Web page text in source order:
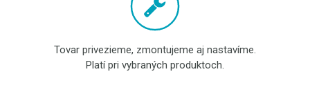
Tovar privezieme, zmontujeme aj nastavíme.
Platí pri vybraných produktoch.